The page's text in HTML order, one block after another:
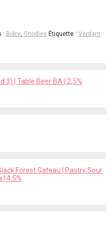
: Bière, Goodies Étiquette : Verdant
3) | Table Beer BA | 2,5%
Forest Gateau | Pastry Sour
| 4,5%